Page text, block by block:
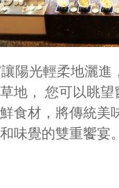
陽光輕柔地灑
地， 您可以眺
食材，將傳統美
味覺的雙重饗宴。